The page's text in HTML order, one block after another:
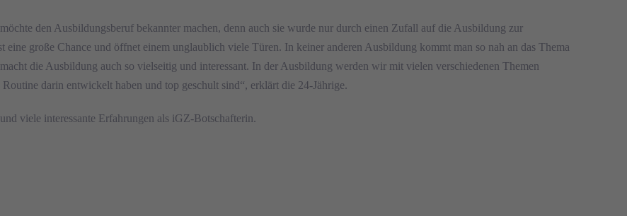
den Ausbildungsberuf bekannter machen, denn auch sie wurde nur durch einen Zufall auf die Ausbildung zur
große Chance und öffnet einem unglaublich viele Türen. In keiner anderen Ausbildung kommt man so nah an das Thema
die Ausbildung auch so vielseitig und interessant. In der Ausbildung werden wir mit vielen verschiedenen Themen
darin entwickelt haben und top geschult sind“, erklärt die 24-Jährige.
viele interessante Erfahrungen als iGZ-Botschafterin.